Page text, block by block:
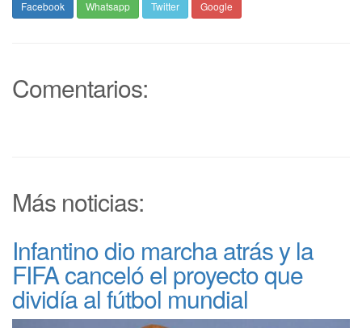
Facebook Whatsapp Twitter Google
Comentarios:
Más noticias:
Infantino dio marcha atrás y la
FIFA canceló el proyecto que
dividía al fútbol mundial